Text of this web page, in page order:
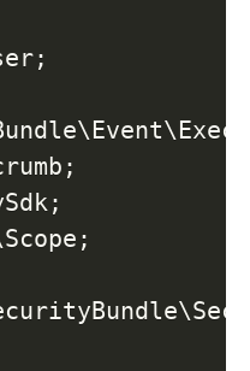
;
\Event\
;
;
Scope ;
\